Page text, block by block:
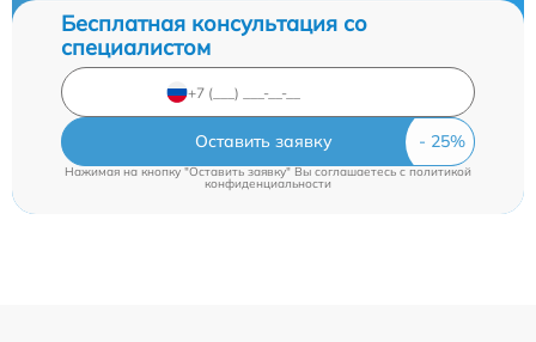
Бесплатная консультация со
специалистом
Оставить заявку
Нажимая на кнопку "Оставить заявку" Вы соглашаетесь cполитикой
конфиденциальности